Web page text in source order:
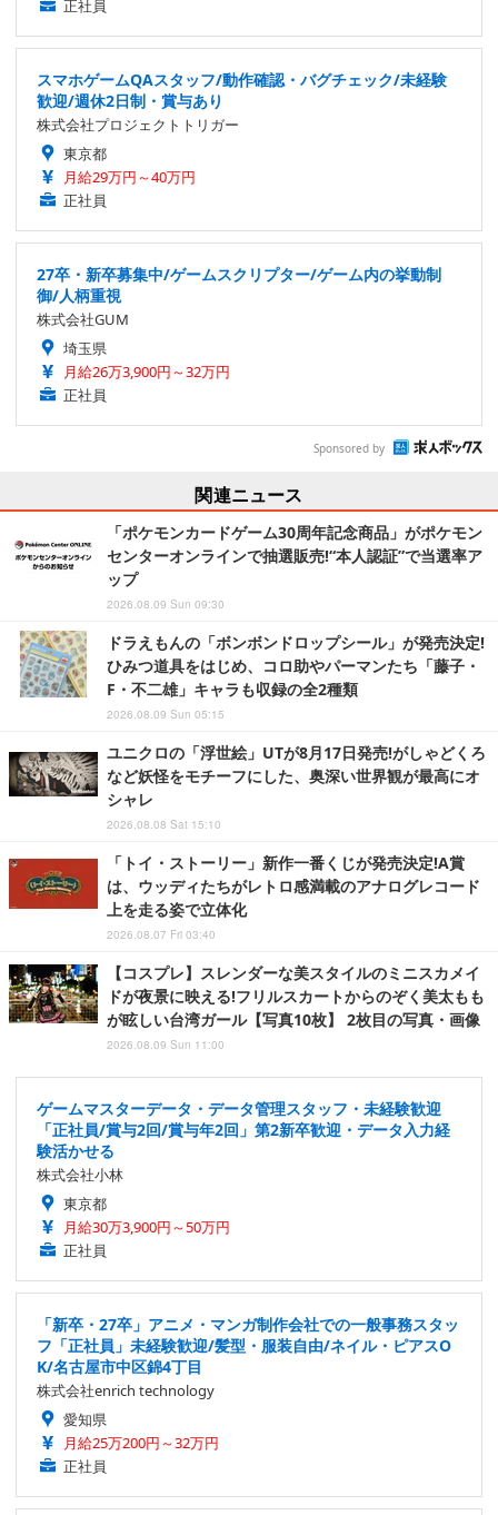
正社員
スマホゲームQAスタッフ/動作確認・バグチェック/未経験
歓迎/週休2日制・賞与あり
株式会社プロジェクトトリガー
東京都
月給29万円～40万円
正社員
27卒・新卒募集中/ゲームスクリプター/ゲーム内の挙動制
御/人柄重視
株式会社GUM
埼玉県
月給26万3,900円～32万円
正社員
Sponsored by
関連ニュース
「ポケモンカードゲーム30周年記念商品」がポケモン
センターオンラインで抽選販売!“本人認証”で当選率ア
ップ
2026.08.09 Sun 09:30
ドラえもんの「ボンボンドロップシール」が発売決定!
ひみつ道具をはじめ、コロ助やパーマンたち「藤子・
F・不二雄」キャラも収録の全2種類
2026.08.09 Sun 05:15
ユニクロの「浮世絵」UTが8月17日発売!がしゃどくろ
など妖怪をモチーフにした、奥深い世界観が最高にオ
シャレ
2026.08.08 Sat 15:10
「トイ・ストーリー」新作一番くじが発売決定!A賞
は、ウッディたちがレトロ感満載のアナログレコード
上を走る姿で立体化
2026.08.07 Fri 03:40
【コスプレ】スレンダーな美スタイルのミニスカメイ
ドが夜景に映える!フリルスカートからのぞく美太もも
が眩しい台湾ガール【写真10枚】 2枚目の写真・画像
2026.08.09 Sun 11:00
ゲームマスターデータ・データ管理スタッフ・未経験歓迎
「正社員/賞与2回/賞与年2回」第2新卒歓迎・データ入力経
験活かせる
株式会社小林
東京都
月給30万3,900円～50万円
正社員
「新卒・27卒」アニメ・マンガ制作会社での一般事務スタッ
フ「正社員」未経験歓迎/髪型・服装自由/ネイル・ピアスO
K/名古屋市中区錦4丁目
株式会社enrich technology
愛知県
月給25万200円～32万円
正社員